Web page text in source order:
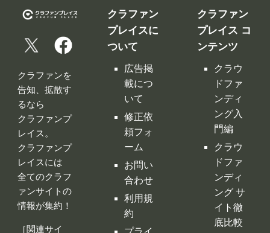
クラファンプ
クラファンプ
全てのクラフ
ァンサイトの
情報が集約！
［関連サイ
ト］
修正依
頼フォ
ーム
お問い
合わせ
利用規
約
プライ
バシー
ポリシ
ー
特定商
取引法
に基づ
ング入
門編
クラウ
ドファ
ンディ
ング サ
イト徹
底比較
クラウ
ドファ
ンディ
ング 人
気サイ
トラン